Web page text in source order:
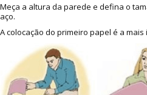
Meça a altura da parede e defina o
aço.
A colocação do primeiro papel é a